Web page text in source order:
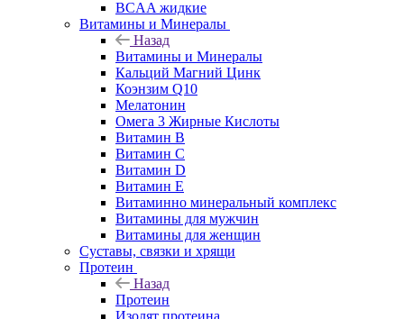
BCAA жидкие
Витамины и Минералы
Назад
Витамины и Минералы
Кальций Магний Цинк
Коэнзим Q10
Мелатонин
Омега 3 Жирные Кислоты
Витамин B
Витамин C
Витамин D
Витамин E
Витаминно минеральный комплекс
Витамины для мужчин
Витамины для женщин
Суставы, связки и хрящи
Протеин
Назад
Протеин
Изолят протеина